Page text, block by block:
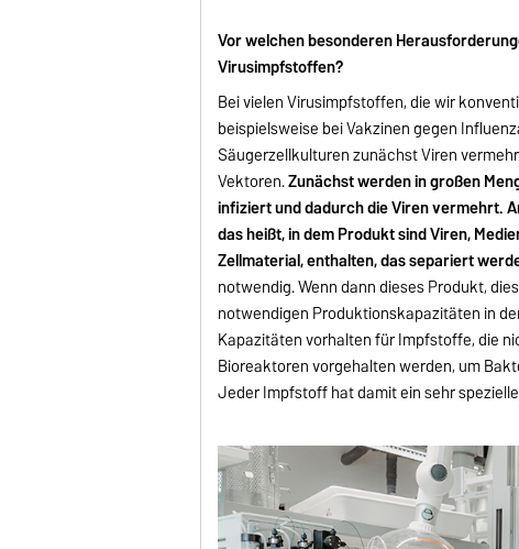
Vor welchen besonderen
Virusimpfstoffen?
Bei vielen Virusimpfstoffen, die wir
beispielsweise bei Vakzinen gegen
Säugerzellkulturen zunächst Viren
Vektoren.Zunächst werden in großen
infiziert und dadurch die Viren vermehrt.
das heißt, in dem Produkt sind Viren,
Zellmaterial, enthalten, das separiert
notwendig. Wenn dann dieses Produkt,
notwendigen Produktionskapazitäten in
Kapazitäten vorhalten für Impfstoffe, die
Bioreaktoren vorgehalten werden, um
Jeder Impfstoff hat damit ein sehr